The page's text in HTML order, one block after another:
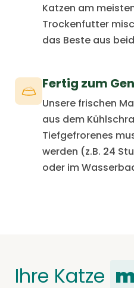
Katzen am
Trockenfutter
das Beste aus
Fertig zum
Unsere frischen
aus dem
Tiefgefrorenes
werden (z.B. 24
oder im
Ihre Katze